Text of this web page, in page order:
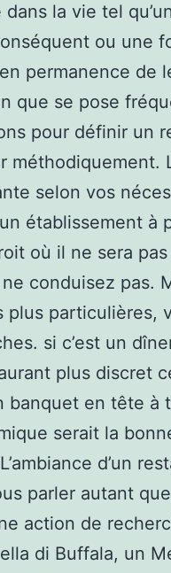
dans la vie tel
ou une
permanence de
que se pose
pour définir un
méthodiquement.
selon vos
établissement à
où il ne sera
conduisez pas.
plus particulières,
si c’est un
plus discret
banquet en tête à
serait la
d’un
parler autant
action de
di Buffala, un